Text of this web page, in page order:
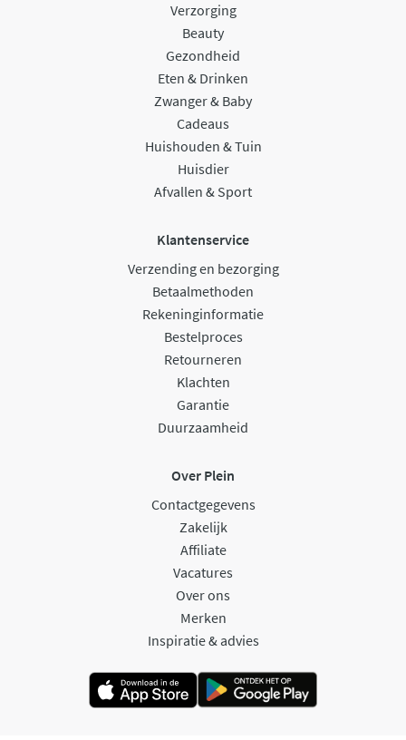
Verzorging
Beauty
Gezondheid
Eten & Drinken
Zwanger & Baby
Cadeaus
Huishouden & Tuin
Huisdier
Afvallen & Sport
Klantenservice
Verzending en bezorging
Betaalmethoden
Rekeninginformatie
Bestelproces
Retourneren
Klachten
Garantie
Duurzaamheid
Over Plein
Contactgegevens
Zakelijk
Affiliate
Vacatures
Over ons
Merken
Inspiratie & advies